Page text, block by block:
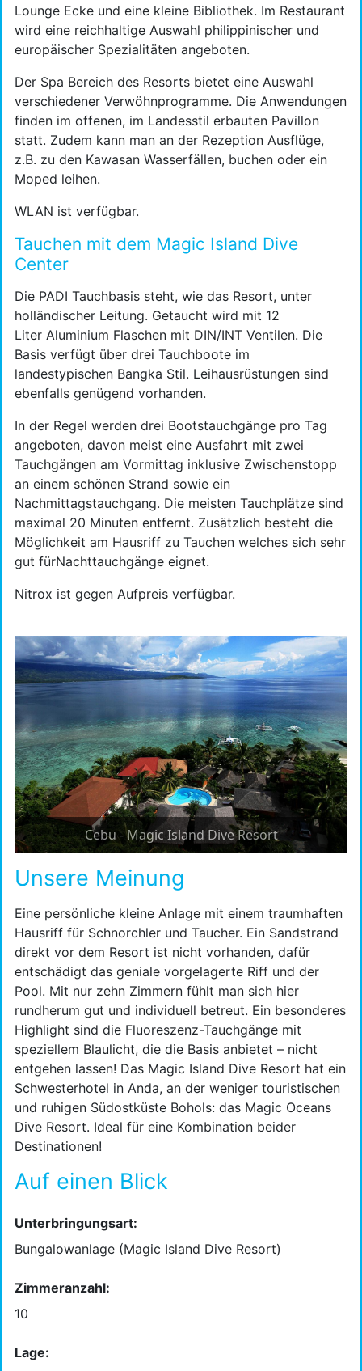
Lounge Ecke und eine kleine Bibliothek. Im Restaurant
wird eine reichhaltige Auswahl philippinischer und
europäischer Spezialitäten angeboten.
Der Spa Bereich des Resorts bietet eine Auswahl
verschiedener Verwöhnprogramme. Die Anwendungen
finden im offenen, im Landesstil erbauten Pavillon
statt. Zudem kann man an der Rezeption Ausflüge,
z.B. zu den Kawasan Wasserfällen, buchen oder ein
Moped leihen.
WLAN ist verfügbar.
Tauchen mit dem Magic Island Dive
Center
Die PADI Tauchbasis steht, wie das Resort, unter
holländischer Leitung. Getaucht wird mit 12
Liter Aluminium Flaschen mit DIN/INT Ventilen. Die
Basis verfügt über drei Tauchboote im
landestypischen Bangka Stil. Leihausrüstungen sind
ebenfalls genügend vorhanden.
In der Regel werden drei Bootstauchgänge pro Tag
angeboten, davon meist eine Ausfahrt mit zwei
Tauchgängen am Vormittag inklusive Zwischenstopp
an einem schönen Strand sowie ein
Nachmittagstauchgang. Die meisten Tauchplätze sind
maximal 20 Minuten entfernt. Zusätzlich besteht die
Möglichkeit am Hausriff zu Tauchen welches sich sehr
gut fürNachttauchgänge eignet.
Nitrox ist gegen Aufpreis verfügbar.
Cebu - Magic Island Dive Resort
Unsere Meinung
Eine persönliche kleine Anlage mit einem traumhaften
Hausriff für Schnorchler und Taucher. Ein Sandstrand
direkt vor dem Resort ist nicht vorhanden, dafür
entschädigt das geniale vorgelagerte Riff und der
Pool. Mit nur zehn Zimmern fühlt man sich hier
rundherum gut und individuell betreut. Ein besonderes
Highlight sind die Fluoreszenz-Tauchgänge mit
speziellem Blaulicht, die die Basis anbietet – nicht
entgehen lassen! Das Magic Island Dive Resort hat ein
Schwesterhotel in Anda, an der weniger touristischen
und ruhigen Südostküste Bohols: das Magic Oceans
Dive Resort. Ideal für eine Kombination beider
Destinationen!
Auf einen Blick
Unterbringungsart:
Bungalowanlage (Magic Island Dive Resort)
Zimmeranzahl:
10
Lage: